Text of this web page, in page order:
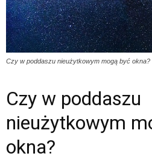
Czy w poddaszu nieużytkowym mogą być okna?
Czy w poddaszu
nieużytkowym
okna?